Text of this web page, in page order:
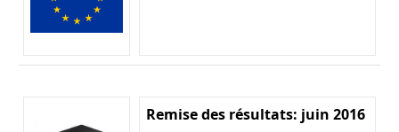
Remise des résultats: juin 2016